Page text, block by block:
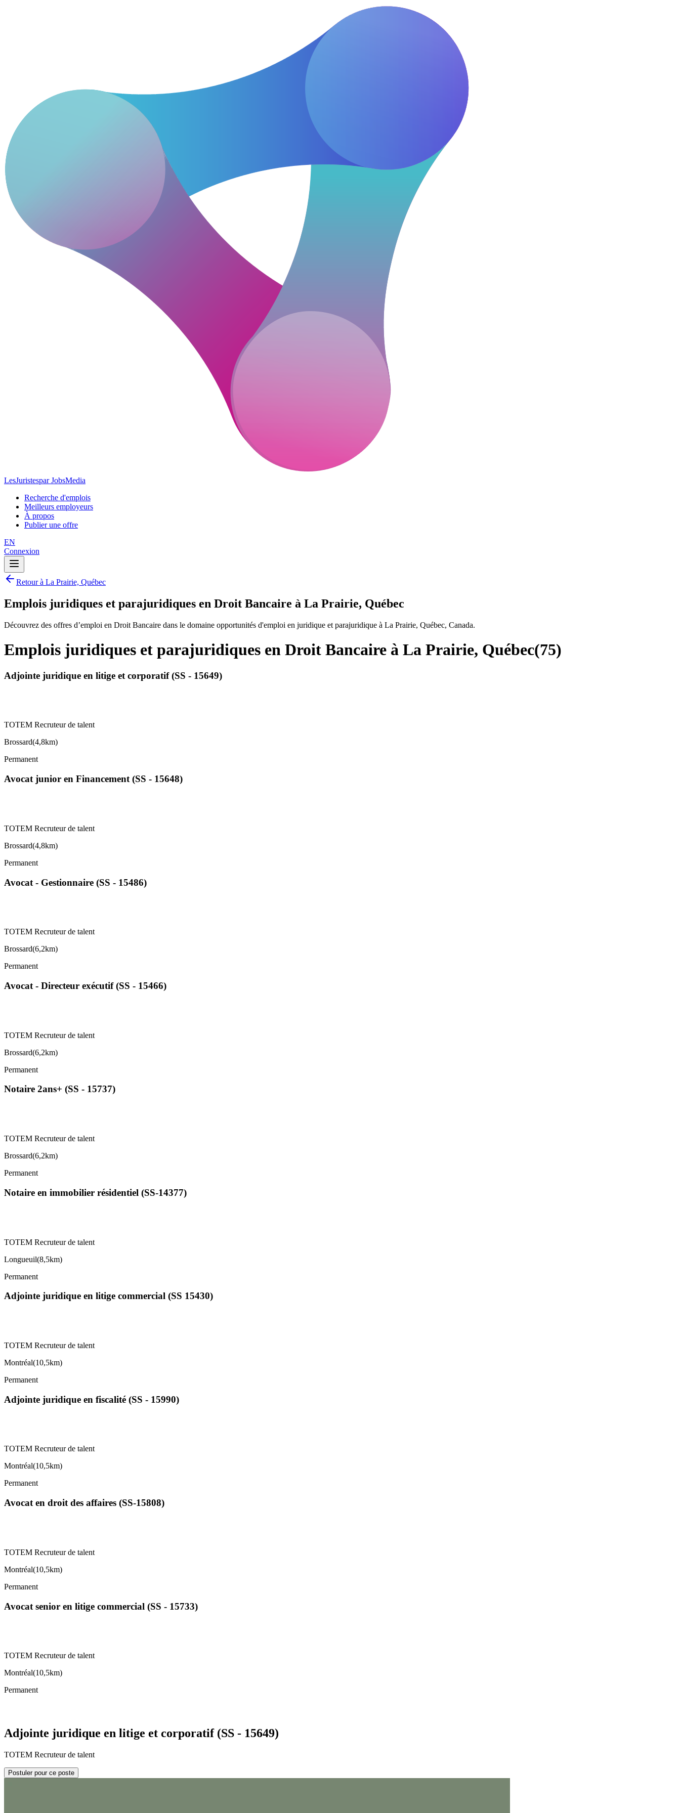
LesJuristespar JobsMedia
Recherche d'emplois
Meilleurs employeurs
À propos
Publier une offre
EN
Connexion
Retour à La Prairie, Québec
Emplois juridiques et parajuridiques en Droit Bancaire à La Prairie, Québec
Découvrez des offres d’emploi en Droit Bancaire dans le domaine opportunités d'emploi en juridique et parajuridique à La Prairie, Québec, Canada.
Emplois juridiques et parajuridiques en Droit Bancaire à La Prairie, Québec(75)
Adjointe juridique en litige et corporatif (SS - 15649)
TOTEM Recruteur de talent
Brossard(4,8km)
Permanent
Avocat junior en Financement (SS - 15648)
TOTEM Recruteur de talent
Brossard(4,8km)
Permanent
Avocat - Gestionnaire (SS - 15486)
TOTEM Recruteur de talent
Brossard(6,2km)
Permanent
Avocat - Directeur exécutif (SS - 15466)
TOTEM Recruteur de talent
Brossard(6,2km)
Permanent
Notaire 2ans+ (SS - 15737)
TOTEM Recruteur de talent
Brossard(6,2km)
Permanent
Notaire en immobilier résidentiel (SS-14377)
TOTEM Recruteur de talent
Longueuil(8,5km)
Permanent
Adjointe juridique en litige commercial (SS 15430)
TOTEM Recruteur de talent
Montréal(10,5km)
Permanent
Adjointe juridique en fiscalité (SS - 15990)
TOTEM Recruteur de talent
Montréal(10,5km)
Permanent
Avocat en droit des affaires (SS-15808)
TOTEM Recruteur de talent
Montréal(10,5km)
Permanent
Avocat senior en litige commercial (SS - 15733)
TOTEM Recruteur de talent
Montréal(10,5km)
Permanent
Adjointe juridique en litige et corporatif (SS - 15649)
TOTEM Recruteur de talent
Postuler pour ce poste